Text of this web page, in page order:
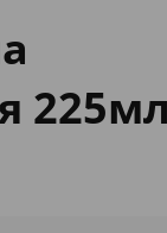
225мл